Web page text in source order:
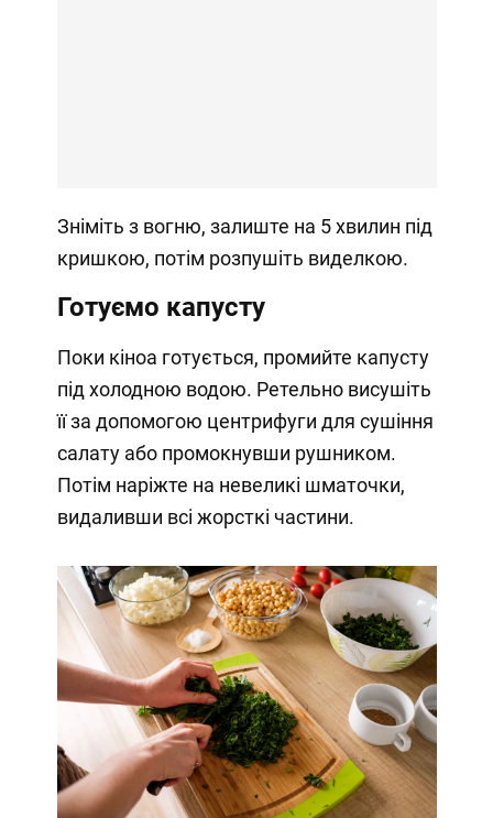
Зніміть з вогню, залиште на 5 хвилин під
кришкою, потім розпушіть виделкою.
Готуємо капусту
Поки кіноа готується, промийте капусту
під холодною водою. Ретельно висушіть
її за допомогою центрифуги для сушіння
салату або промокнувши рушником.
Потім наріжте на невеликі шматочки,
видаливши всі жорсткі частини.